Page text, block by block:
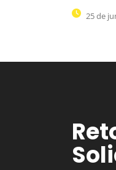
25 de